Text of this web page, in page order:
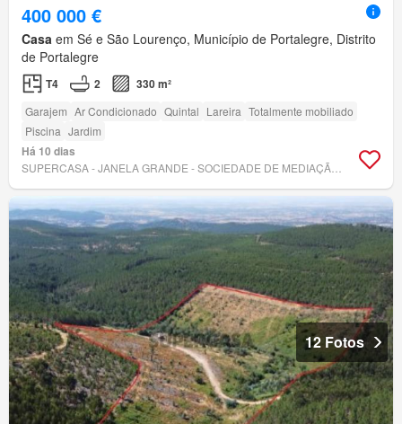
400 000 €
Casa em Sé e São Lourenço, Município de Portalegre, Distrito
de Portalegre
T4 2 330 m²
Garajem Ar Condicionado Quintal Lareira Totalmente mobiliado
Piscina Jardim
Há 10 dias
12 Fotos